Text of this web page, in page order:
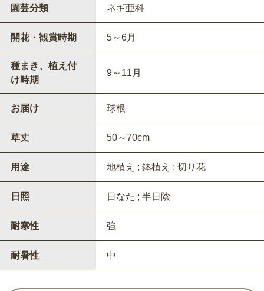
園芸分類 ネギ亜科
開花・観賞時期 5～6月
種まき、植え付
け時期
9～11月
お届け 球根
草丈 50～70cm
用途 地植え ; 鉢植え ; 切り花
日照 日なた ; 半日陰
耐寒性 強
耐暑性 中